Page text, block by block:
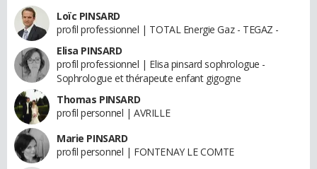
Loïc PINSARD
profil professionnel | TOTAL Energie Gaz - TEGAZ -
Elisa PINSARD
profil professionnel | Elisa pinsard sophrologue -
Sophrologue et thérapeute enfant gigogne
Thomas PINSARD
profil personnel | AVRILLE
Marie PINSARD
profil personnel | FONTENAY LE COMTE